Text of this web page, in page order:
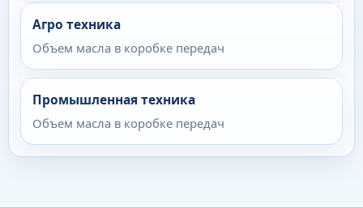
Агро техника
Объем масла в коробке передач
Промышленная техника
Объем масла в коробке передач